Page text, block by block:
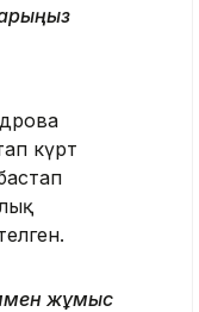
күрт
жұмыс